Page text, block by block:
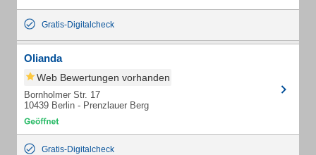
Gratis-Digitalcheck
Olianda
Web Bewertungen vorhanden
Bornholmer Str. 17
10439 Berlin - Prenzlauer Berg
Gratis-Digitalcheck